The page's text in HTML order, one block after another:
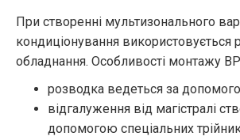
При створенні мультизонального
кондиціонування використовується
обладнання. Особливості монтажу
розводка ведеться за
відгалуження від магістралі
допомогою спеціальних